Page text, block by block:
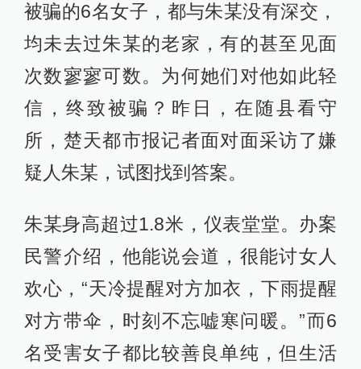
被骗的6名女子，都与朱某没有深交，
均未去过朱某的老家，有的甚至见面
次数寥寥可数。为何她们对他如此轻
信，终致被骗？昨日，在随县看守
所，楚天都市报记者面对面采访了嫌
疑人朱某，试图找到答案。
朱某身高超过1.8米，仪表堂堂。办案
民警介绍，他能说会道，很能讨女人
欢心，“天冷提醒对方加衣，下雨提醒
对方带伞，时刻不忘嘘寒问暖。”而6
名受害女子都比较善良单纯，但生活